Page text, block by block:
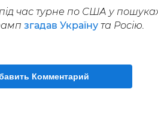
час турне по США у
згадав Українута Росію.
Комментарий